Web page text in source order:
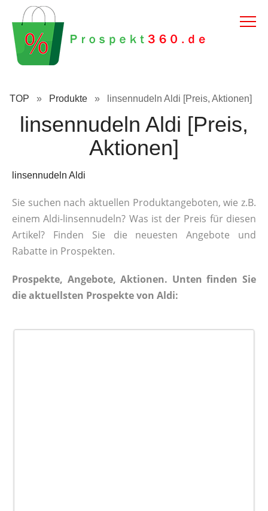
TOP » Produkte » linsennudeln Aldi [Preis, Aktionen]
linsennudeln Aldi [Preis,
Aktionen]
linsennudeln Aldi
Sie suchen nach aktuellen Produktangeboten, wie z.B.
einem Aldi-linsennudeln? Was ist der Preis für diesen
Artikel? Finden Sie die neuesten Angebote und
Rabatte in Prospekten.
Prospekte, Angebote, Aktionen. Unten finden Sie
die aktuellsten Prospekte von Aldi: